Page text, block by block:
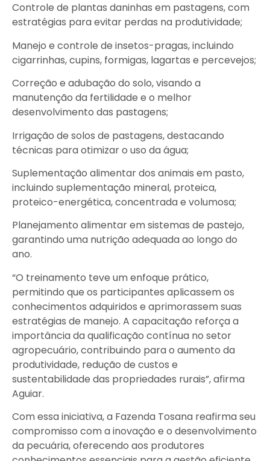
Controle de plantas daninhas em pastagens, com
estratégias para evitar perdas na produtividade;
Manejo e controle de insetos-pragas, incluindo
cigarrinhas, cupins, formigas, lagartas e percevejos;
Correção e adubação do solo, visando a
manutenção da fertilidade e o melhor
desenvolvimento das pastagens;
Irrigação de solos de pastagens, destacando
técnicas para otimizar o uso da água;
Suplementação alimentar dos animais em pasto,
incluindo suplementação mineral, proteica,
proteico-energética, concentrada e volumosa;
Planejamento alimentar em sistemas de pastejo,
garantindo uma nutrição adequada ao longo do
ano.
“O treinamento teve um enfoque prático,
permitindo que os participantes aplicassem os
conhecimentos adquiridos e aprimorassem suas
estratégias de manejo. A capacitação reforça a
importância da qualificação contínua no setor
agropecuário, contribuindo para o aumento da
produtividade, redução de custos e
sustentabilidade das propriedades rurais”, afirma
Aguiar.
Com essa iniciativa, a Fazenda Tosana reafirma seu
compromisso com a inovação e o desenvolvimento
da pecuária, oferecendo aos produtores